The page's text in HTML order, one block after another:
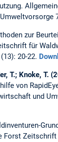
zur
für
20-22.
T.; Knoke, T.
von
und
Forst